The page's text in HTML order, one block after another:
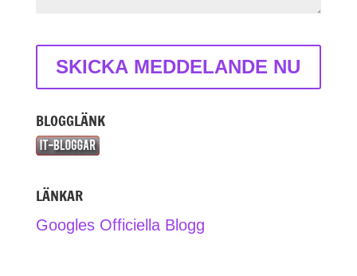
BLOGGLÄNK
LÄNKAR
Googles Officiella Blogg